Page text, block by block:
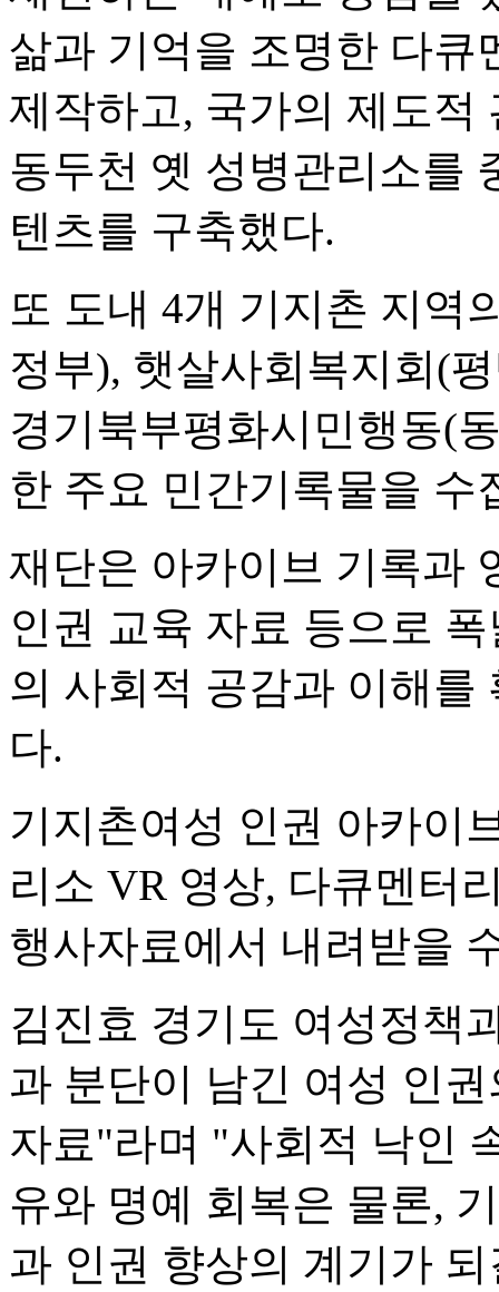
삶과 기억을 조명한 다큐
제작하고, 국가의 제도적
동두천 옛 성병관리소를
텐츠를 구축했다.
또 도내 4개 기지촌 지역
정부), 햇살사회복지회(
경기북부평화시민행동(
한 주요 민간기록물을 수
재단은 아카이브 기록과
인권 교육 자료 등으로
의 사회적 공감과 이해를
다.
기지촌여성 인권 아카이
리소 VR 영상, 다큐멘터
행사자료에서 내려받을
김진효 경기도 여성정책
과 분단이 남긴 여성 인
자료"라며 "사회적 낙인
유와 명예 회복은 물론,
과 인권 향상의 계기가